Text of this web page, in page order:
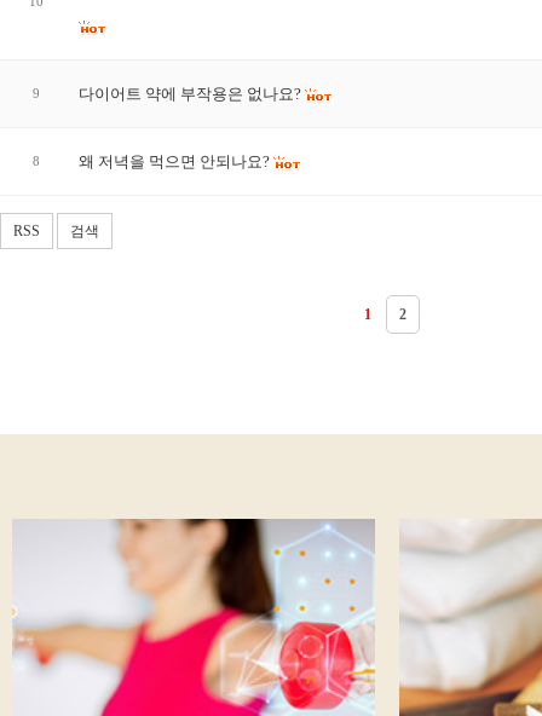
9 다이어트 약에 부작용은 없나요?
8 왜 저녁을 먹으면 안되나요?
RSS 검색
1 2